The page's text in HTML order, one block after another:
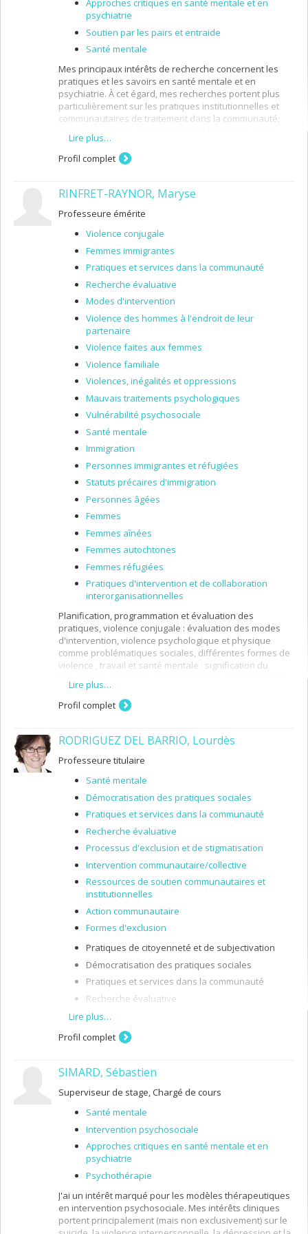
Plus récemment, je m'intéresse à la transition
écologique et le développement des pratiques, savoirs
et pédagogie axés sur la justice climatique en travail
social.
Approches critiques en santé mentale et en
psychiatrie
Soutien par les pairs et entraide
Santé mentale
Mes principaux intérêts de recherche concernent les
pratiques et les savoirs en santé mentale et en
psychiatrie. À cet égard, mes recherches portent plus
particulièrement sur les pratiques institutionnelles et
communautaires de traitement dans la communauté;
sur l’expérience subjective du traitement médical et non
médical; sur le rôle des pratiques en santé mentale
dans les trajectoires d’intégration et d’inclusion des
graves.
Je m’intéresse aussi à la construction des catégories
marginalisation et de stigmatisation ainsi qu’aux
stratégies de résistance; au savoir d’expérience des
intervenants sociaux et psychosociaux; aux formes
contemporaines de la subjectivité.
Mes recherches s’inscrivent dans une perspective
qualitative et je m’intéresse aux pratiques de recherche
participative.
Lire plus…
Profil complet
RINFRET-RAYNOR, Maryse
Professeure émérite
Violence conjugale
Femmes immigrantes
Pratiques et services dans la communauté
Recherche évaluative
Modes d'intervention
Violence des hommes à l'endroit de leur
partenaire
Violence faites aux femmes
Violence familiale
Violences, inégalités et oppressions
Mauvais traitements psychologiques
Vulnérabilité psychosociale
Santé mentale
Immigration
Personnes immigrantes et réfugiées
Statuts précaires d'immigration
Personnes âgées
Femmes
Femmes aînées
Femmes autochtones
Femmes réfugiées
Pratiques d'intervention et de collaboration
interorganisationnelles
Planification, programmation et évaluation des
pratiques, violence conjugale : évaluation des modes
d'intervention, violence psychologique et physique
comme problématiques sociales, différentes formes de
violence , travail et santé mentale : signification du
handicapés-es, préretraités-es; femmes, familles,
travail; problématiques et dynamique des milieux de
travail (motivation de l'individu au travail, culture
Lire plus…
Profil complet
RODRIGUEZ DEL BARRIO, Lourdès
Professeure titulaire
Santé mentale
Démocratisation des pratiques sociales
Pratiques et services dans la communauté
Recherche évaluative
Processus d'exclusion et de stigmatisation
Intervention communautaire/collective
Ressources de soutien communautaires et
institutionnelles
Action communautaire
Formes d'exclusion
Pratiques de citoyenneté et de subjectivation
Démocratisation des pratiques sociales
Pratiques et services dans la communauté
Recherche évaluative
Processus d’exclusion et de stigmatisation
Lire plus…
Profil complet
SIMARD, Sébastien
Superviseur de stage, Chargé de cours
Santé mentale
Intervention psychosociale
Approches critiques en santé mentale et en
psychiatrie
Psychothérapie
J'ai un intérêt marqué pour les modèles thérapeutiques
en intervention psychosociale. Mes intérêts cliniques
portent principalement (mais non exclusivement) sur le